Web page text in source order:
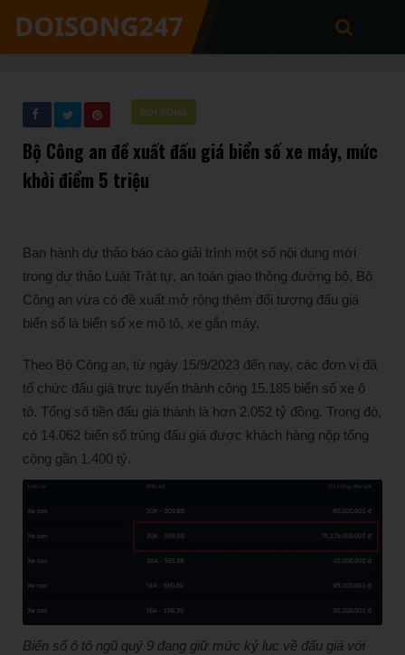
ĐỜI SỐNG
Bộ Công an đề xuất đấu giá biển số xe máy, mức
khởi điểm 5 triệu
Ban hành dự thảo báo cáo giải trình một số nội dung mới
trong dự thảo Luật Trật tự, an toàn giao thông đường bộ, Bộ
Công an vừa có đề xuất mở rộng thêm đối tượng đấu giá
biển số là biển số xe mô tô, xe gắn máy.
Theo Bộ Công an, từ ngày 15/9/2023 đến nay, các đơn vị đã
tổ chức đấu giá trực tuyến thành công 15.185 biển số xe ô
tô. Tổng số tiền đấu giá thành là hơn 2.052 tỷ đồng. Trong đó,
có 14.062 biển số trúng đấu giá được khách hàng nộp tổng
cộng gần 1.400 tỷ.
Biển số ô tô ngũ quý 9 đang giữ mức kỷ lục về đấu giá với